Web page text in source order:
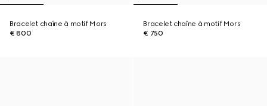
Bracelet chaîne à motif Mors
€ 800
Bracelet chaîne à motif Mors
€ 750